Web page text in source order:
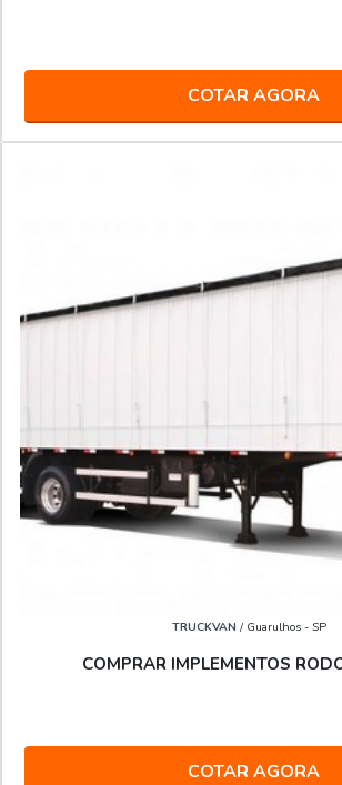
COTAR AGORA
TRUCKVAN / Guarulhos - SP
COMPRAR IMPLEMENTOS
COTAR AGORA